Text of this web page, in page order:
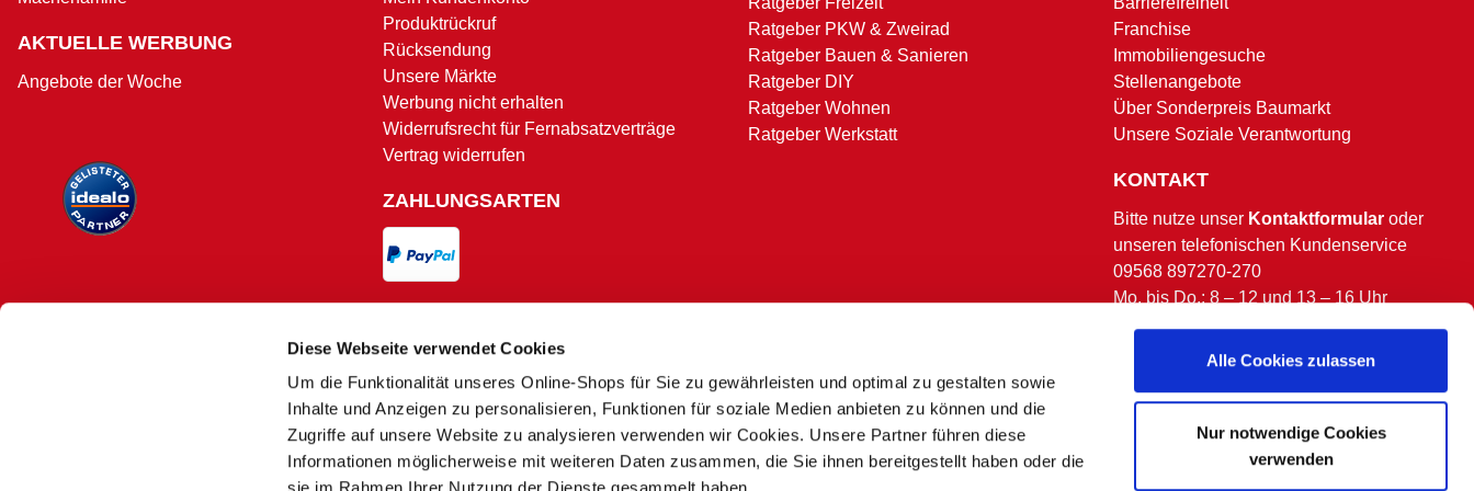
Diese Webseite verwendet Cookies
Um die Funktionalität unseres Online-Shops für Sie zu gewährleisten und optimal zu gestalten sowie
Inhalte und Anzeigen zu personalisieren, Funktionen für soziale Medien anbieten zu können und die
Zugriffe auf unsere Website zu analysieren verwenden wir Cookies. Unsere Partner führen diese
Informationen möglicherweise mit weiteren Daten zusammen, die Sie ihnen bereitgestellt haben oder die
Alle Cookies zulassen
Nur notwendige Cookies
verwenden
AKTUELLE WERBUNG
Angebote der Woche
Produktrückruf
Rücksendung
Unsere Märkte
Werbung nicht erhalten
Widerrufsrecht für Fernabsatzverträge
Vertrag widerrufen
ZAHLUNGSARTEN
Versand und Zahlungsbedingungen
Ratgeber PKW & Zweirad
Ratgeber Bauen & Sanieren
Ratgeber DIY
Ratgeber Wohnen
Ratgeber Werkstatt
Franchise
Immobiliengesuche
Stellenangebote
Über Sonderpreis Baumarkt
Unsere Soziale Verantwortung
KONTAKT
Bitte nutze unser Kontaktformular oder
unseren telefonischen Kundenservice
09568 897270-270
Mo. bis Do.: 8 – 12 und 13 – 16 Uhr
(ausgenommen bundesweite & bayerische
* Alle Preise in Euro inkl. MwSt. und zzgl. Service- und Versandkosten.